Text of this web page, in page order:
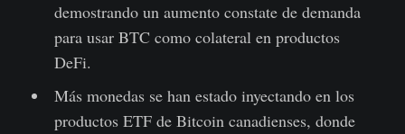
demostrando un aumento constate de demanda
para usar BTC como colateral en productos
DeFi.
Más monedas se han estado inyectando en los
productos ETF de Bitcoin canadienses, donde